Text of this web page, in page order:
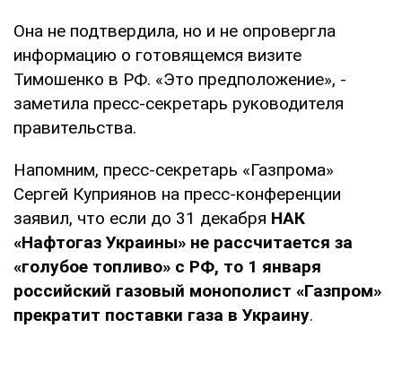
Она не подтвердила, но и не опровергла
информацию о готовящемся визите
Тимошенко в РФ. «Это предположение», -
заметила пресс-секретарь руководителя
правительства.
Напомним, пресс-секретарь «Газпрома»
Сергей Куприянов на пресс-конференции
заявил, что если до 31 декабря НАК
«Нафтогаз Украины» не рассчитается за
«голубое топливо» с РФ, то 1 января
российский газовый монополист «Газпром»
прекратит поставки газа в Украину.